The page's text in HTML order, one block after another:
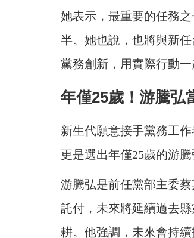
她表示，最重要的任務
半。她也說，也將與新
黨務創新，用實際行動一
年僅25歲！游騰弘
新生代願意接手黨務工
更是選出年僅25歲的游騰
游騰弘是前任黨部主委
託付，未來將延續過去
耕。他強調，未來會持